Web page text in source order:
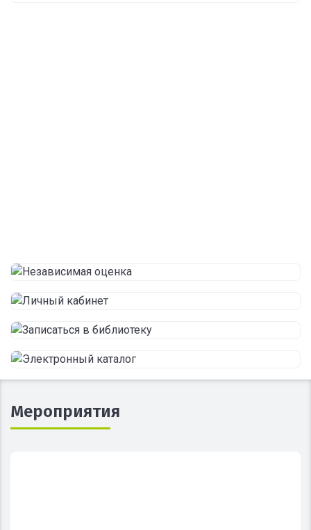
Мероприятия